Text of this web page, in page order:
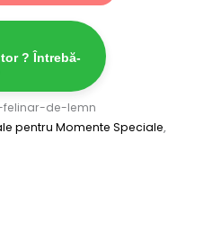
? Întrebă-
de-lemn
pentru Momente Speciale,